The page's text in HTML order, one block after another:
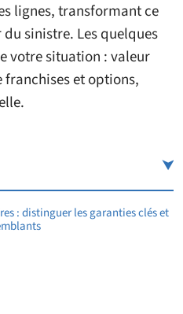
lignes, transformant ce
sinistre. Les quelques
votre situation : valeur
franchises et options,
: distinguer les garanties clés et